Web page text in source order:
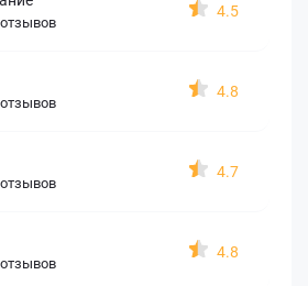
4.5
4.8
4.7
4.8